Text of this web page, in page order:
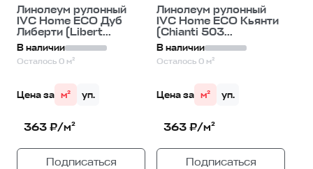
Линолеум рулонный
IVC Home ECO Дуб
Либерти (Libert...
В наличии
Осталось 0 м²
Цена за м² уп.
363 ₽/м²
Подписаться
Линолеум рулонный
IVC Home ECO Кьянти
(Chianti 503...
В наличии
Осталось 0 м²
Цена за м² уп.
363 ₽/м²
Подписаться